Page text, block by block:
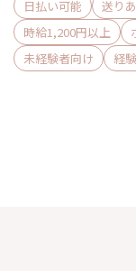
日払い可能 送り
時給1,200円以上
未経験者向け
経